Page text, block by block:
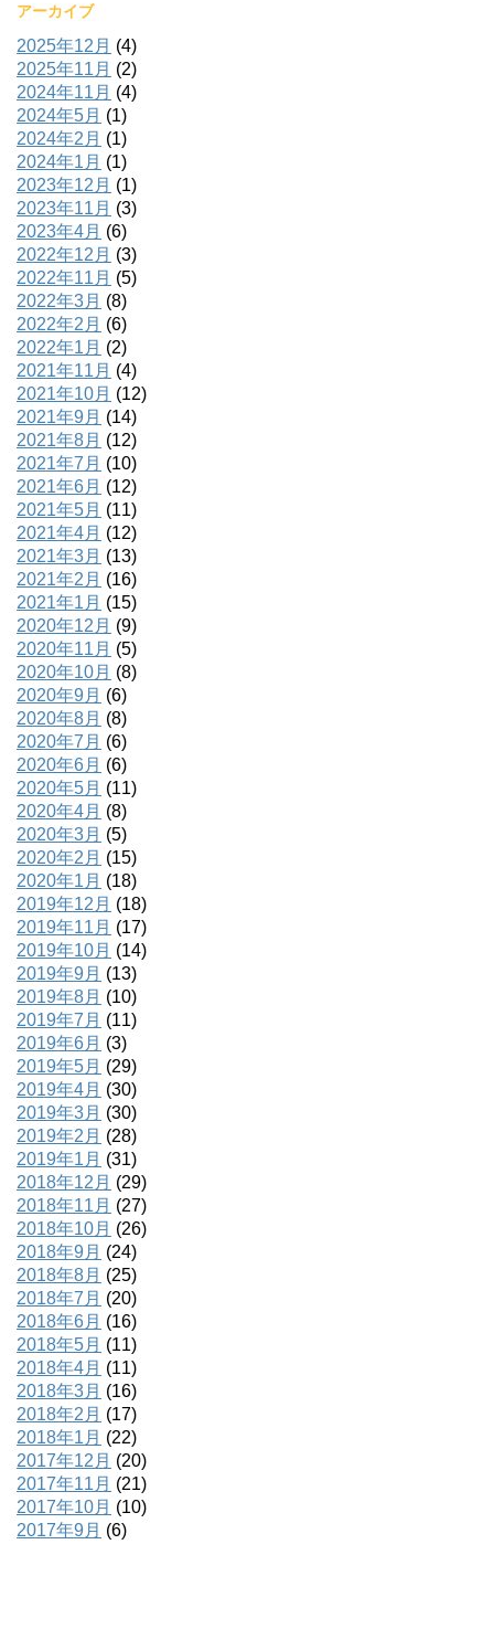
アーカイブ
2025年12月 (4)
2025年11月 (2)
2024年11月 (4)
2024年5月 (1)
2024年2月 (1)
2024年1月 (1)
2023年12月 (1)
2023年11月 (3)
2023年4月 (6)
2022年12月 (3)
2022年11月 (5)
2022年3月 (8)
2022年2月 (6)
2022年1月 (2)
2021年11月 (4)
2021年10月 (12)
2021年9月 (14)
2021年8月 (12)
2021年7月 (10)
2021年6月 (12)
2021年5月 (11)
2021年4月 (12)
2021年3月 (13)
2021年2月 (16)
2021年1月 (15)
2020年12月 (9)
2020年11月 (5)
2020年10月 (8)
2020年9月 (6)
2020年8月 (8)
2020年7月 (6)
2020年6月 (6)
2020年5月 (11)
2020年4月 (8)
2020年3月 (5)
2020年2月 (15)
2020年1月 (18)
2019年12月 (18)
2019年11月 (17)
2019年10月 (14)
2019年9月 (13)
2019年8月 (10)
2019年7月 (11)
2019年6月 (3)
2019年5月 (29)
2019年4月 (30)
2019年3月 (30)
2019年2月 (28)
2019年1月 (31)
2018年12月 (29)
2018年11月 (27)
2018年10月 (26)
2018年9月 (24)
2018年8月 (25)
2018年7月 (20)
2018年6月 (16)
2018年5月 (11)
2018年4月 (11)
2018年3月 (16)
2018年2月 (17)
2018年1月 (22)
2017年12月 (20)
2017年11月 (21)
2017年10月 (10)
2017年9月 (6)